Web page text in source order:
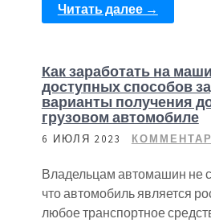
Читать далее →
Как заработать на
доступных способов
варианты получения
грузовом автомобиле
6 ИЮЛЯ 2023
Владельцам автомашин не
что автомобиль является
любое транспортное